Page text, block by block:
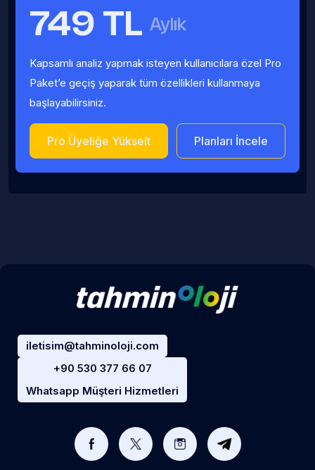
749 TL Aylık
Kapsamlı analiz yapmak isteyen kullanıcılara özel Pro
Paket’e geçiş yaparak tüm özellikleri kullanmaya
başlayabilirsiniz.
Pro Üyeliğe Yükselt Planları İncele
iletisim@tahminoloji.com
+90 530 377 66 07
Whatsapp Müşteri Hizmetleri